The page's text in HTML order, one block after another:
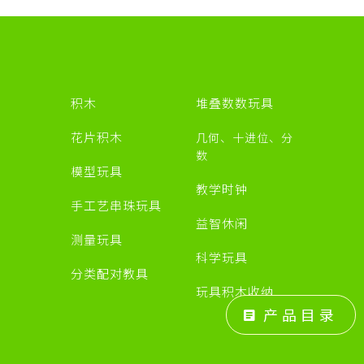
产品目录
积木
花片积木
模型玩具
手工艺串珠玩具
测量玩具
分类配对教具
堆叠数数玩具
几何、十进位、分
数
教学时钟
益智休闲
科学玩具
玩具积木收纳